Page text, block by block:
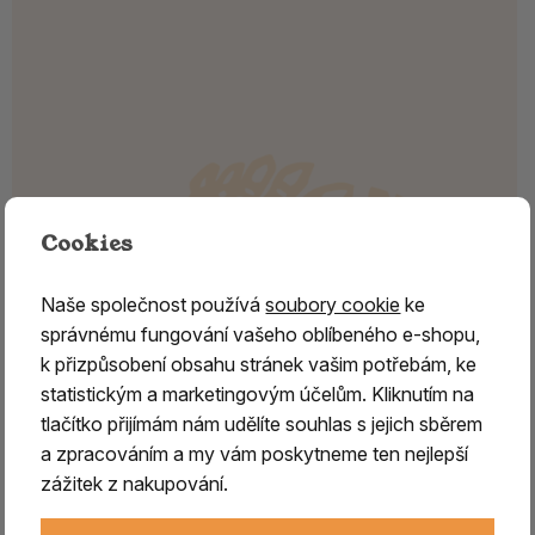
JALOVEC - dřevo
Cookies
Naše společnost používásoubory cookie ke
správnému fungování vašeho oblíbeného e-shopu,
k přizpůsobení obsahu stránek vašim potřebám, ke
statistickým a marketingovým účelům. Kliknutím na
tlačítko přijímám nám udělíte souhlas s jejich sběrem
a zpracováním a my vám poskytneme ten nejlepší
zážitek z nakupování.